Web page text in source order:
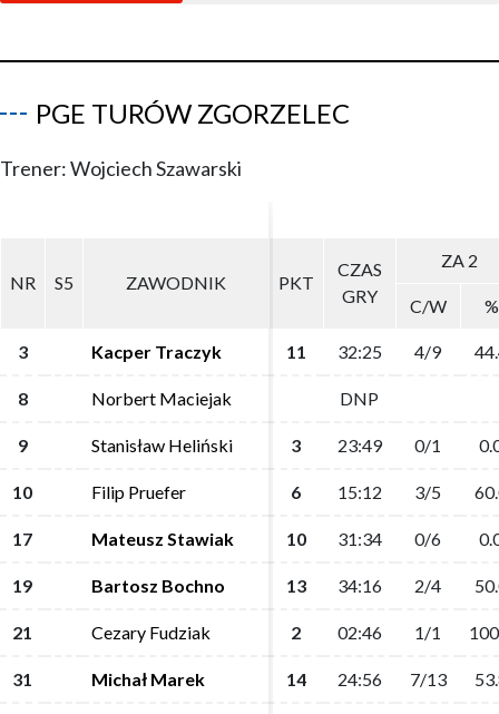
PGE TURÓW ZGORZELEC
Trener: Wojciech Szawarski
NR S5 ZAWODNIK PKT
CZAS
GRY
ZA 2
C/W %
3 Kacper Traczyk 11 32:25 4/9
8 Norbert Maciejak DNP
9 Stanisław Heliński 3 23:49 0/1
10 Filip Pruefer 6 15:12 3/5
17 Mateusz Stawiak 10 31:34 0/6
19 Bartosz Bochno 13 34:16 2/4
21 Cezary Fudziak 2 02:46 1/1
31 Michał Marek 14 24:56 7/13
NR S5 ZAWODNIK PKT
CZAS
GRY
ZA 2
C/W %
3 Kacper Traczyk 11 32:25 4/9
8 Norbert Maciejak DNP
9 Stanisław Heliński 3 23:49 0/1
10 Filip Pruefer 6 15:12 3/5
17 Mateusz Stawiak 10 31:34 0/6
19 Bartosz Bochno 13 34:16 2/4
21 Cezary Fudziak 2 02:46 1/1
31 Michał Marek 14 24:56 7/13